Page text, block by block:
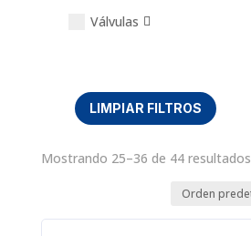
Válvulas
LIMPIAR FILTROS
Mostrando 25–36 de 44 resultados